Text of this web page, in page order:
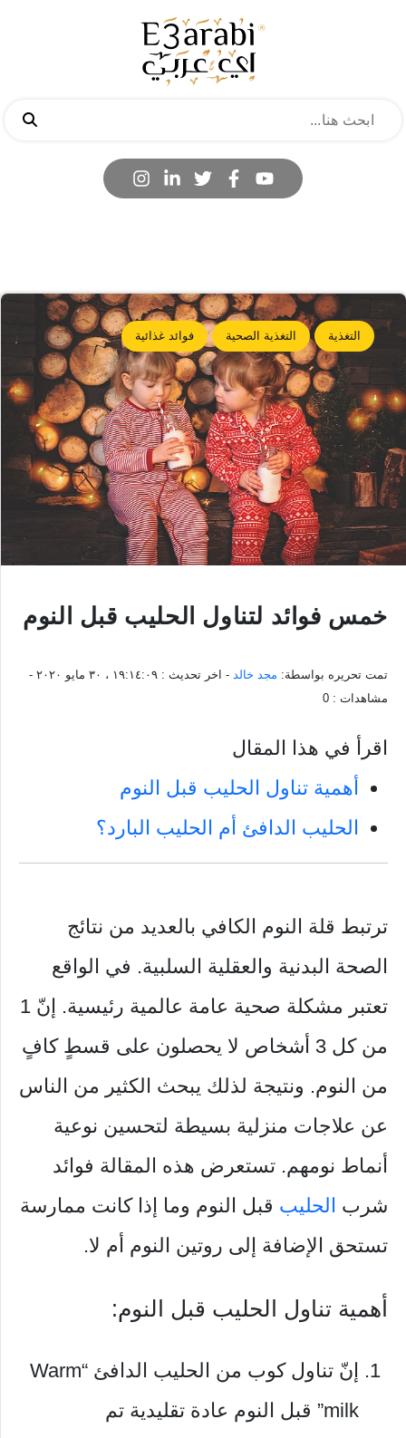
التغذية التغذية الصحية فوائد غذائية
خمس فوائد لتناول الحليب قبل النوم
تمت تحريره بواسطة: مجد خالد - اخر تحديث : ١٩:١٤:٠٩ ، ٣٠ مايو ٢٠٢٠
-
مشاهدات : 0
اقرأ في هذا المقال
أهمية تناول الحليب قبل النوم
الحليب الدافئ أم الحليب البارد؟
ترتبط قلة النوم الكافي بالعديد من نتائج
الصحة البدنية والعقلية السلبية. في الواقع
تعتبر مشكلة صحية عامة عالمية رئيسية. إنّ 1
من كل 3 أشخاص لا يحصلون على قسطٍ كافٍ
من النوم. ونتيجة لذلك يبحث الكثير من الناس
عن علاجات منزلية بسيطة لتحسين نوعية
أنماط نومهم. تستعرض هذه المقالة فوائد
شرب الحليب قبل النوم وما إذا كانت ممارسة
تستحق الإضافة إلى روتين النوم أم لا.
أهمية تناول الحليب قبل النوم:
إنّ تناول كوب من الحليب الدافئ “Warm
milk” قبل النوم عادة تقليدية تم